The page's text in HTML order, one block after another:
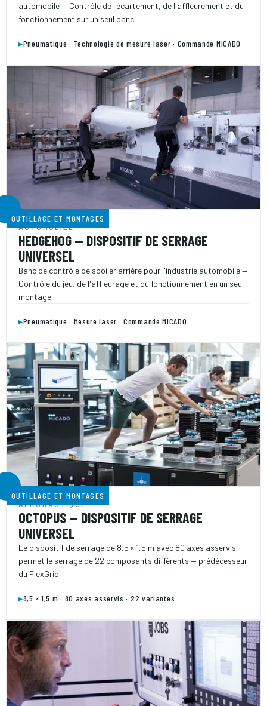
automobile — Contrôle de l'écartement, de l'affleurement et du
fonctionnement sur un seul banc.
▸Pneumatique · Technologie de mesure laser · Commande MICADO
OUTILLAGE ET MONTAGES
AUTOMOBILE
HEDGEHOG — DISPOSITIF DE SERRAGE
UNIVERSEL
Banc de contrôle de spoiler arrière pour l'industrie automobile —
Contrôle du jeu, de l'affleurage et du fonctionnement en un seul
montage.
▸Pneumatique · Mesure laser · Commande MICADO
OUTILLAGE ET MONTAGES
AÉRONAUTIQUE
OCTOPUS — DISPOSITIF DE SERRAGE
UNIVERSEL
Le dispositif de serrage de 8,5 × 1,5 m avec 80 axes asservis
permet le serrage de 22 composants différents — prédécesseur
du FlexGrid.
▸8,5 × 1,5 m · 80 axes asservis · 22 variantes